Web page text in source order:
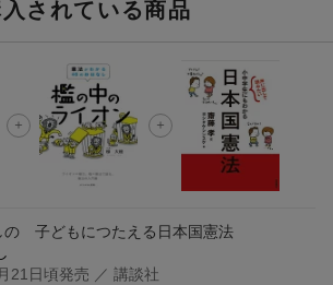
円以上購入で無料データSIM（3GB/月プ
介キャンペーンの拡散で300円OFFクーポン
されている商品
の 子どもにつたえる日本国憲法
21日頃発売 ／ 講談社